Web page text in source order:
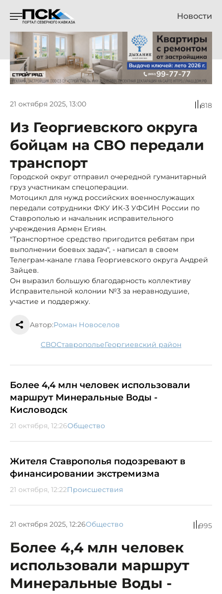
Новости
21 октября 2025, 13:00 818
Из Георгиевского округа
бойцам на СВО передали
транспорт
Городской округ отправил очередной гуманитарный
груз участникам спецоперации.
Мотоцикл для нужд российских военнослужащих
передали сотрудники ФКУ ИК-3 УФСИН России по
Ставрополью и начальник исправительного
учреждения Армен Егиян.
"Транспортное средство пригодится ребятам при
выполнении боевых задач", - написал в своем
Телеграм-канале глава Георгиевского округа Андрей
Зайцев.
Он выразил большую благодарность коллективу
Исправительной колонии №3 за неравнодушие,
участие и поддержку.
Автор:Роман Новоселов
СВО Ставрополье Георгиевский район
Более 4,4 млн человек использовали
маршрут Минеральные Воды -
Кисловодск
21 октября, 12:26Общество
Жителя Ставрополья подозревают в
финансировании экстремизма
21 октября, 12:22Происшествия
21 октября 2025, 12:26Общество 995
Более 4,4 млн человек
использовали маршрут
Минеральные Воды -